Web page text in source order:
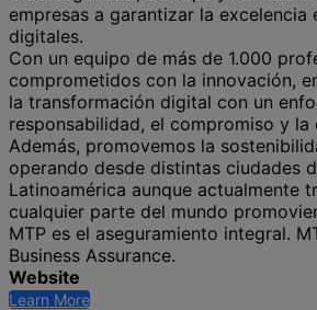
empresas a garantizar la excelencia
digitales.
Con un equipo de más de 1.000
comprometidos con la innovación,
la transformación digital con un
responsabilidad, el compromiso y la
Además, promovemos la
operando desde distintas ciudades
Latinoamérica aunque actualmente
cualquier parte del mundo
MTP es el aseguramiento integral.
Business Assurance.
Website
Learn More